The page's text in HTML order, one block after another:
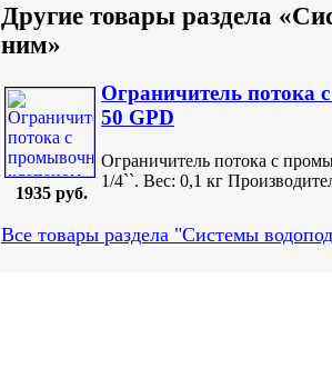
Другие товары раздела
ним»
1935 руб.
Ограничитель
50 GPD
Ограничитель потока с
1/4``. Вес: 0,1 кг
Все товары раздела "Системы